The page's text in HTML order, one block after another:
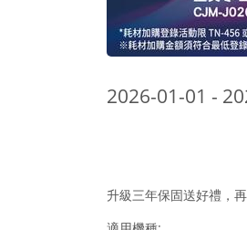
2026-01-01 -
升級三年保固送好禮，